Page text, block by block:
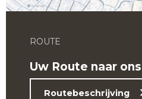
ROUTE
Uw Route naar ons
Routebeschrijving